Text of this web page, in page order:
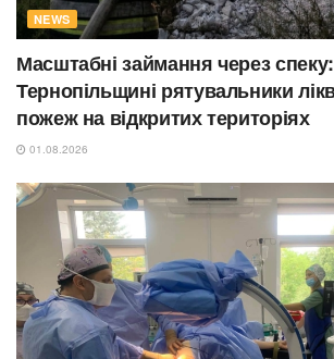
NEWS
Масштабні займання через
Тернопільщині рятувальники
пожеж на відкритих територіях
01.08.2026